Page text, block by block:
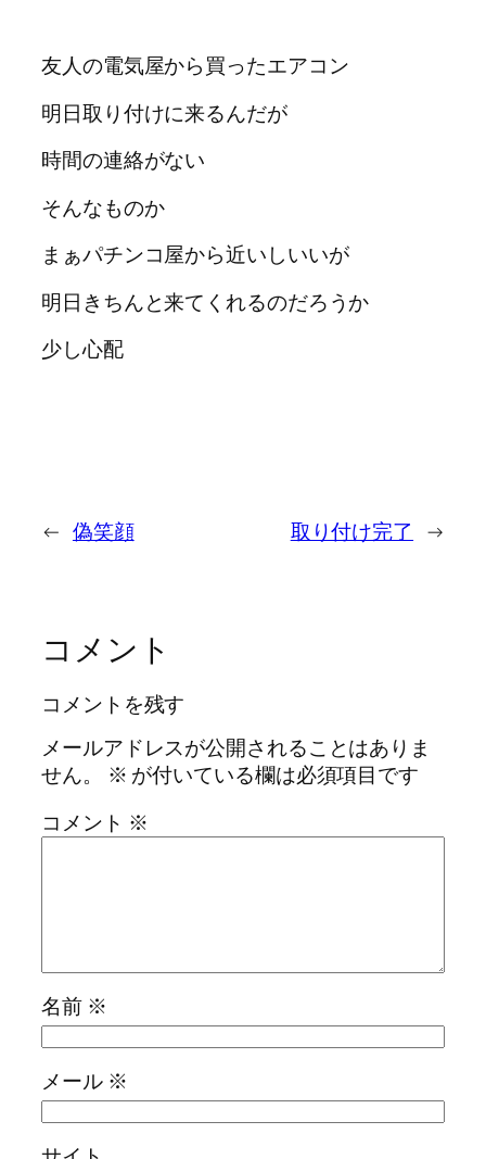
友人の電気屋から買ったエアコン
明日取り付けに来るんだが
時間の連絡がない
そんなものか
まぁパチンコ屋から近いしいいが
明日きちんと来てくれるのだろうか
少し心配
← 偽笑顔 取り付け完了 →
コメント
コメントを残す
メールアドレスが公開されることはありま
せん。
※ が付いている欄は必須項目です
コメント ※
名前 ※
メール ※